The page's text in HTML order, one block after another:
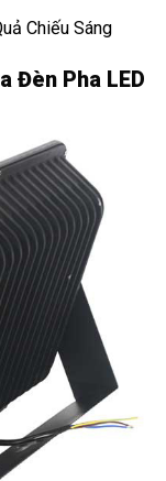
Chiếu Sáng
Đèn Pha LED